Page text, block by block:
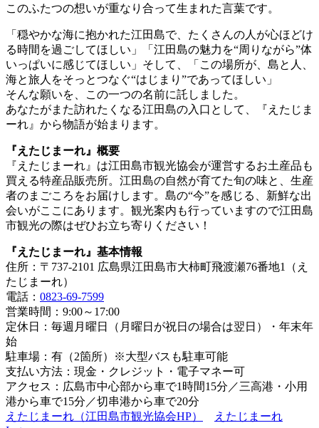
このふたつの想いが重なり合って生まれた言葉です。
「穏やかな海に抱かれた江田島で、たくさんの人が心ほどけ
る時間を過ごしてほしい」「江田島の魅力を“周りながら”体
いっぱいに感じてほしい」そして、「この場所が、島と人、
海と旅人をそっとつなぐ“はじまり”であってほしい」
そんな願いを、この一つの名前に託しました。
あなたがまた訪れたくなる江田島の入口として、『えたじま
ーれ』から物語が始まります。
『えたじまーれ』概要
『えたじまーれ』は江田島市観光協会が運営するお土産品も
買える特産品販売所。江田島の自然が育てた旬の味と、生産
者のまごころをお届けします。島の“今”を感じる、新鮮な出
会いがここにあります。観光案内も行っていますので江田島
市観光の際はぜひお立ち寄りください！
『えたじまーれ』基本情報
住所：〒737-2101 広島県江田島市大柿町飛渡瀬76番地1（え
たじまーれ）
電話： 0823-69-7599
営業時間：9:00～17:00
定休日：毎週月曜日（月曜日が祝日の場合は翌日）・年末年
始
駐車場：有（2箇所）※大型バスも駐車可能
支払い方法：現金・クレジット・電子マネー可
アクセス：広島市中心部から車で1時間15分／三高港・小用
港から車で15分／切串港から車で20分
えたじまーれ（江田島市観光協会HP）
えたじまーれ